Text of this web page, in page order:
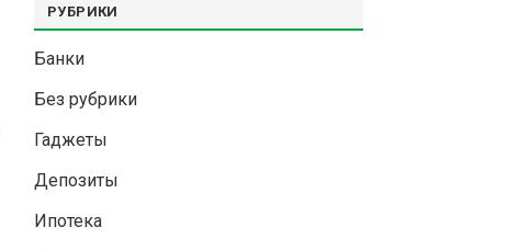
РУБРИКИ
Банки
Без рубрики
Гаджеты
Депозиты
Ипотека